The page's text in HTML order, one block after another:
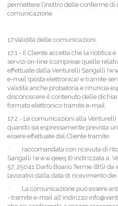
permettere l’inoltro delle conferme di
comunicazione.
17.Validità delle comunicazioni.
17.1 - Il Cliente accetta che la notifica
servizi on-line (comprese quelle
effettuate dalla Venturelli Sangalli
e-mail (posta elettronica) e tramite
validità anche probatoria e rinuncia
disconoscere il contenuto delle
formato elettronico tramite e-mail.
17.2 - Le comunicazioni alla
quando sia espressamente prevista
essere effettuate dal Cliente tramite:
·
raccomandata con ricevuta di
Sangalli (www.qeeq.it) indirizzata a:
57, 25041 Darfo Boario Terme (BS)
lavorativi dalla data di ricevimento dei
·
La comunicazione può essere
- tramite e-mail all'indirizzo